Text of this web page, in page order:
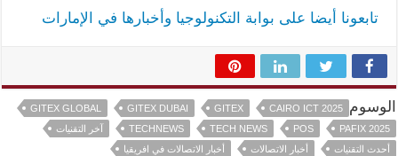
تابعونا أيضا على بوابة التكنولوجيا وأخبارها في الإمارات
الوسوم CAIRO ICT 2025
GITEX
GITEX DUBAI
GITEX GLOBAL
PAFIX 2025
POS
TECH NEWS
TECHNEWS
آخر التقنيات
أحدث التقنيات
أخبار الاتصالات
أخبار الاتصالات في افريقيا